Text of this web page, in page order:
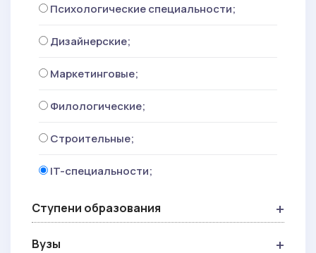
Психологические специальности;
Дизайнерские;
Маркетинговые;
Филологические;
Строительные;
IT-специальности;
Ступени образования
Вузы